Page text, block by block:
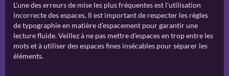
L'une des erreurs de mise les plus fréquentes est l'utilisation
incorrecte des espaces. Il est important de respecter les règles
de typographie en matière d'espacement pour garantir une
lecture fluide. Veillez à ne pas mettre d'espaces en trop entre les
mots et à utiliser des espaces fines insécables pour séparer les
éléments.